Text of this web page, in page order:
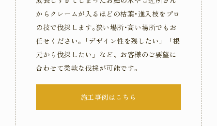
からクレームが入るほどの枯葉･進入枝をプロ
の技で伐採します｡狭い場所･高い場所でもお
任せください｡「デザイン性を残したい」「根
元から伐採したい」など、お客様のご要望に
合わせて柔軟な伐採が可能です｡
施工事例はこちら